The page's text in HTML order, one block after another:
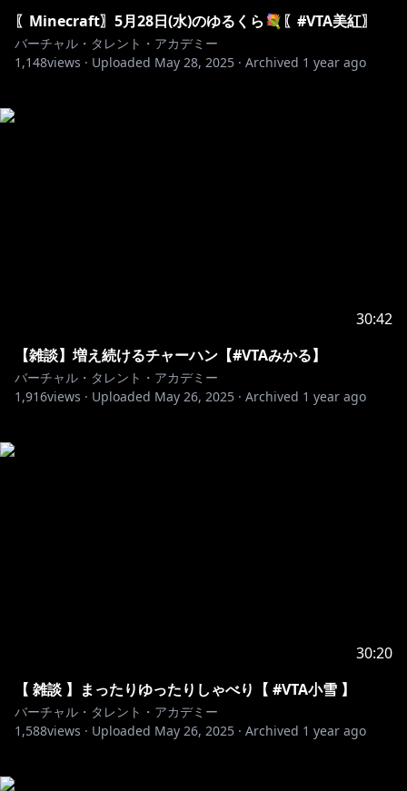
〖Minecraft〗5月28日(水)のゆるくら💐〖#VTA美紅〗
バーチャル・タレント・アカデミー
1,148views · Uploaded May 28, 2025 · Archived 1 year ago
30:42
【雑談】増え続けるチャーハン【#VTAみかる】
バーチャル・タレント・アカデミー
1,916views · Uploaded May 26, 2025 · Archived 1 year ago
30:20
【 雑談 】まったりゆったりしゃべり【 #VTA小雪 】
バーチャル・タレント・アカデミー
1,588views · Uploaded May 26, 2025 · Archived 1 year ago